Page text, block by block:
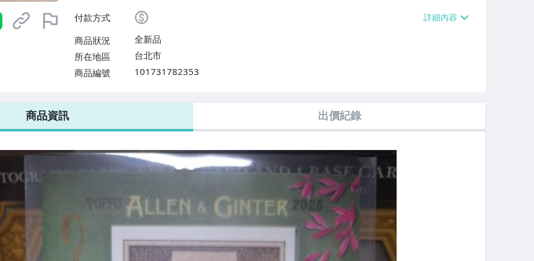
0件或消費滿$6000免運費】
付款方式
商品狀況
全新品
所在地區
台北市
商品編號
101731782353
7-ELEVEN 運費只要38元
商品資訊 出價紀錄